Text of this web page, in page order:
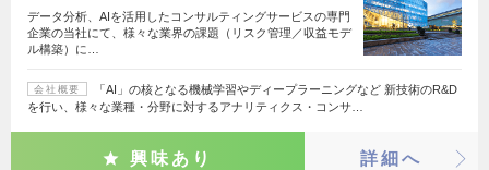
データ分析、AIを活用したコンサルティングサービスの専門
企業の当社にて、様々な業界の課題（リスク管理／収益モデ
ル構築）に…
会社概要
「AI」の核となる機械学習やディープラーニングなど 新技術のR&D
を行い、様々な業種・分野に対するアナリティクス・コンサ…
興味あり 詳細へ